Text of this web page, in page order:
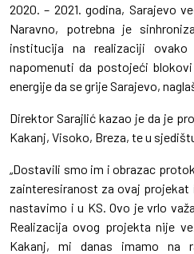
2020. – 2021. godina, Sarajevo
Naravno, potrebna je
institucija na realizaciji
napomenuti da postojeći
energije da se grije Sarajevo,
Direktor Sarajlić kazao je da je
Kakanj, Visoko, Breza, te u
„Dostavili smo im i obrazac
zainteresiranost za ovaj
nastavimo i u KS. Ovo je vrlo
Realizacija ovog projekta nije
Kakanj, mi danas imamo na